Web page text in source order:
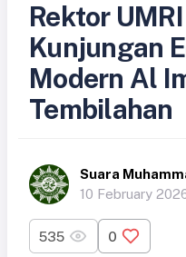
Rektor
Kunjungan
Modern Al
Tembilahan
Suara
10 February
535 0